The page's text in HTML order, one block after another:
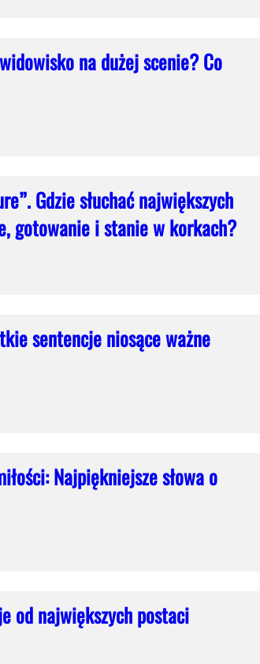
na dużej scenie? Co
Gdzie słuchać największych
gotowanie i stanie w korkach?
sentencje niosące ważne
Najpiękniejsze słowa o
od największych postaci